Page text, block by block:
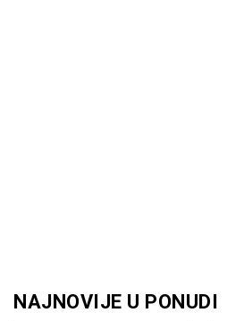
NAJNOVIJE U PONUDI